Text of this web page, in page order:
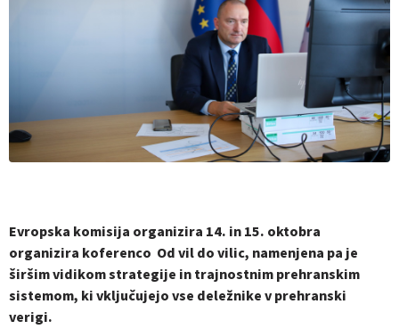
Evropska komisija organizira 14. in 15. oktobra
organizira koferenco Od vil do vilic, namenjena pa je
širšim vidikom strategije in trajnostnim prehranskim
sistemom, ki vključujejo vse deležnike v prehranski
verigi.